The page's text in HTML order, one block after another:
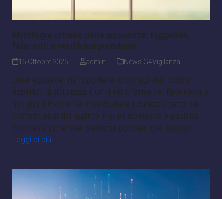
Mitologie urbane della sicurezza: leggende,
falsi miti e verità sorprendenti
15 Ottobre 2025 admin News G4Vigilanza
Dalle leggende metropolitane ai consigli del “cugino
esperto”, la sicurezza è un terreno fertile per fake news e
miti duri a morire Nel mondo della sicurezza, tanto nei
contesti aziendali quanto in quelli domestici e pubblici,
circolano numerose credenze popolari che, spesso…
Leggi di più